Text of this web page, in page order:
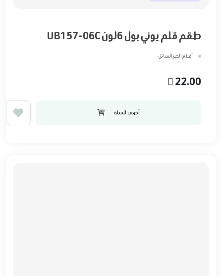
طقم قلم يوني بول 6لون UB157-06C
أقلام الحبر السائل
22.00
أضف للسلة